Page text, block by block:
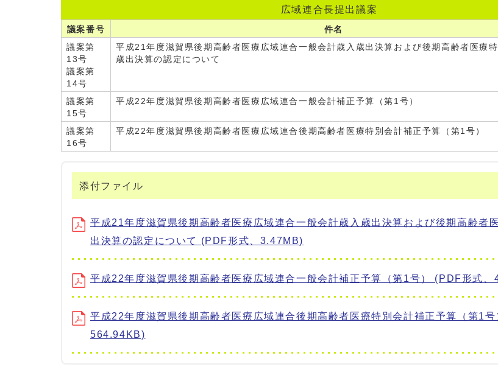
広域連合長提出議案
議案番号 件名
議案第
13号
議案第
14号
平成21年度滋賀県後期高齢者医療広域連合一般会計歳入歳出決算および後期高齢者医療
歳出決算の認定について
議案第
15号
平成22年度滋賀県後期高齢者医療広域連合一般会計補正予算（第1号）
議案第
16号
平成22年度滋賀県後期高齢者医療広域連合後期高齢者医療特別会計補正予算（第1号）
添付ファイル
平成21年度滋賀県後期高齢者医療広域連合一般会計歳入歳出決算および後期高齢者
出決算の認定について (PDF形式、3.47MB)
平成22年度滋賀県後期高齢者医療広域連合一般会計補正予算（第1号） (PDF形式
平成22年度滋賀県後期高齢者医療広域連合後期高齢者医療特別会計補正予算（第1号
564.94KB)